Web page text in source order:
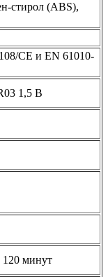
стирол (ABS),
CE и EN 61010-
1,5 В
120 минут